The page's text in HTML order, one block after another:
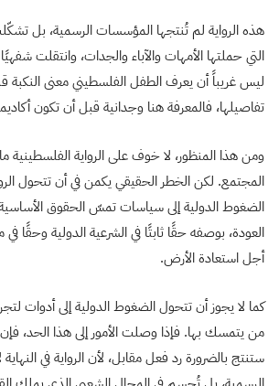
هذه الرواية لم تُنتجها المؤسسات الرسمية، بل
التي حملتها الأمهات والآباء والجدات، وانتقلت
ليس غريباً أن يعرف الطفل الفلسطيني معنى النكبة
تفاصيلها، فالمعرفة هنا وجدانية قبل أن تكون
ومن هذا المنظور، لا خوف على الرواية الفلسطينية
المجتمع. لكن الخطر الحقيقي يكمن في أن تتحول
الضغوط الدولية إلى سياسات تمسّ الحقوق
العودة، بوصفه حقًا ثابتًا في الشرعية الدولية وحقًا
أجل استعادة الأرض.
كما لا يجوز أن تتحول الضغوط الدولية إلى أدوات
من يتمسك بها. فإذا وصلت الأمور إلى هذا الحد،
ستنتج بالضرورة رد فعل مقابل، لأن الرواية في